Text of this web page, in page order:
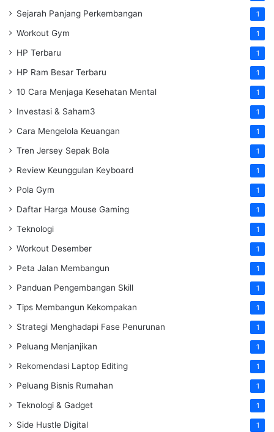
Sejarah Panjang Perkembangan 1
Workout Gym 1
HP Terbaru 1
HP Ram Besar Terbaru 1
10 Cara Menjaga Kesehatan Mental 1
Investasi & Saham3 1
Cara Mengelola Keuangan 1
Tren Jersey Sepak Bola 1
Review Keunggulan Keyboard 1
Pola Gym 1
Daftar Harga Mouse Gaming 1
Teknologi 1
Workout Desember 1
Peta Jalan Membangun 1
Panduan Pengembangan Skill 1
Tips Membangun Kekompakan 1
Strategi Menghadapi Fase Penurunan 1
Peluang Menjanjikan 1
Rekomendasi Laptop Editing 1
Peluang Bisnis Rumahan 1
Teknologi & Gadget 1
Side Hustle Digital 1